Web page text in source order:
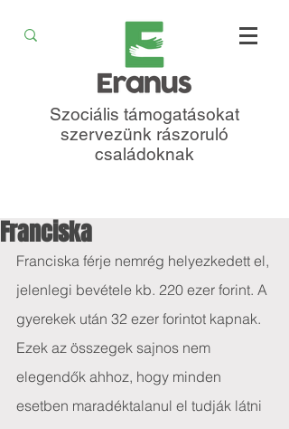
Szociális támogatásokat
szervezünk rászoruló
családoknak
Franciska
Franciska férje nemrég helyezkedett el,
jelenlegi bevétele kb. 220 ezer forint. A
gyerekek után 32 ezer forintot kapnak.
Ezek az összegek sajnos nem
elegendők ahhoz, hogy minden
esetben maradéktalanul el tudják látni